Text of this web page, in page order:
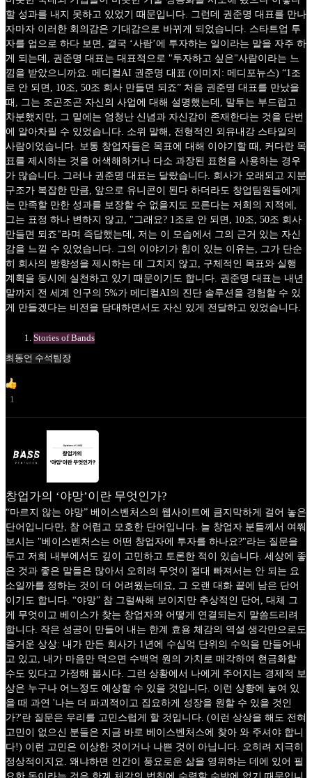
할 성과를 내지 못하고 있었기 때문입니다. 그런데 권준명 대표를 만나
자마자 이러한 회의감은 기대감으로 바뀌게 되었습니다. 스타트업 투
자를 업으로 하다 보면, 결국 ‘사람’에 투자하는 일이라는 말을 자주 하
게 되는데, 권준명 대표는 대표적으로 "투자하고 싶은"사람이라는 느
낌을 받았으니까요. 메디컬AI 권준명 대표 (이미지: 메디포뉴스) “1조
로 안 되면, 10조, 50조 회사 만들면 되죠” 처음 권준명 대표를 만났을
때, 그는 조곤조곤 자신의 사업에 대해 설명했는데, 말투는 부드럽고
차분했지만, 그 밑에는 엄청난 신념과 자신감이 존재한다는 것을 단번
에 알아차릴 수 있었습니다. 소위 말해, 전형적인 외유내강 스타일의
사람이었습니다. 보통 창업자들은 목표에 대해 이야기할 때, 커다란 목
표를 제시하는 것을 어색해하거나 다소 과장된 표현을 사용하는 경우
가 많습니다. 그러나 권준명 대표는 달랐습니다. 회사가 오래되고 지분
구조가 복잡한 만큼, 앞으로 유니콘이 된다 하더라도 창업팀원들에게
는 만족할 만한 성과를 보장할 수 없을지도 모른다는 저희의 지적에,
그는 표정 하나 변하지 않고, "그래요? 1조로 안 되면, 10조, 50조 회사
만들면 되죠"라며 즉답했는데, 저는 이 모습에서 그의 근거 있는 자신
감을 느낄 수 있었습니다. 그의 이야기가 힘이 있는 이유는, 그가 단순
히 회사의 방향성을 제시하는 데 그치지 않고, 구체적인 목표와 실행
계획을 동시에 실천하고 있기 때문이기도 합니다. 권준명 대표는 내년
말까지 전 세계 인구의 5%가 메디컬AI의 진단 솔루션을 경험할 수 있
게 만들겠다는 비전을 담대하면서도 자신 있게 전달하고 있었습니다.
Stories of Bands
최동언 수석팀장
1
창업가의 ‘야망’이란 무엇인가?
“마르지 않는 야망” 베이스벤처스의 웹사이트에 큼지막하게 걸어 놓은
단어입니다만, 참 어렵고 모호한 단어입니다. 늘 창업자 분들께서 여쭤
보시는 "베이스벤처스는 어떤 창업자에 투자를 하나요?"라는 질문을
두고 저희 내부에서도 깊이 고민하고 토론한 적이 있습니다. 세상에 좋
은 것과 좋은 말들은 많아서 오히려 무엇이 절대 빠져서는 안 되는 요
소일까를 정하는 것이 더 어려웠는데요, 그 오랜 대화 끝에 남은 단어
이기도 합니다. “야망” 참 그럴싸해 보이지만 추상적인 단어, 대체 그
게 무엇이고 베이스가 찾는 창업자와 어떻게 연결되는지 말씀드리려
합니다. 작은 성공이 만들어 내는 한계 효용 체감의 역설 생각만으로도
즐거운 상상: 내가 만든 회사가 1년에 수십억 단위의 수익을 만들어내
고 있고, 내가 마음만 먹으면 수백억 원의 가치로 매각하여 현금화할
수도 있다고 가정해 봅시다. 그런 상황에서 나에게 주어지는 경제적 보
상은 누구나 어느정도 예상할 수 있을 것입니다. 이런 상황에 놓여 있
을 때 과연 '나는 더 파괴적이고 집요하게 성장을 원할 수 있을 것인
가?'란 질문은 우리를 고민스럽게 할 것입니다. (이런 상상을 해도 전혀
고민이 없으신 분들은 지금 바로 베이스벤처스에 찾아 와 주셔야 합니
다!) 이런 고민은 이상한 것이거나 나쁜 것이 아닙니다. 오히려 지극히
정상적이지요. 왜냐하면 인간이 풍요로운 삶을 영위하는 데에 있어 필